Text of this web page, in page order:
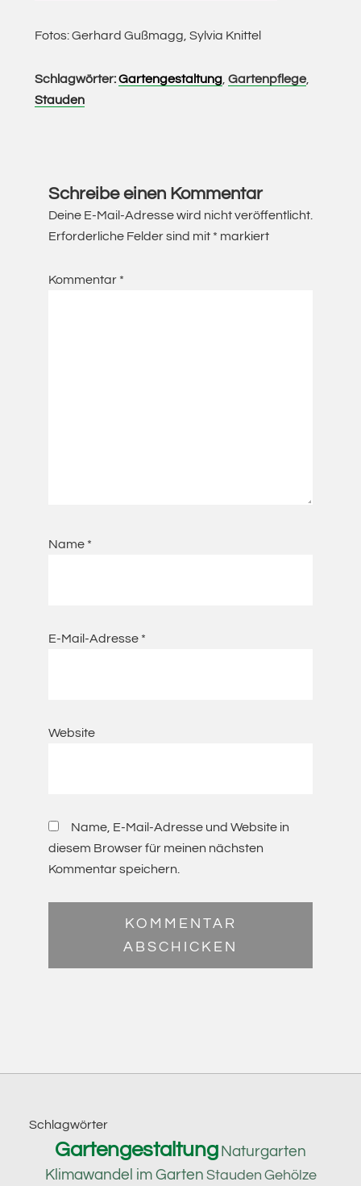
Fotos: Gerhard Gußmagg, Sylvia Knittel
Schlagwörter:Gartengestaltung,Gartenpflege,
Stauden
Schreibe einen Kommentar
Deine E-Mail-Adresse wird nicht veröffentlicht.
Erforderliche Felder sind mit * markiert
Kommentar *
Name *
E-Mail-Adresse *
Website
Name, E-Mail-Adresse und Website in
diesem Browser für meinen nächsten
Kommentar speichern.
Footer
Schlagwörter
Gartengestaltung Naturgarten
Klimawandel im Garten Stauden Gehölze